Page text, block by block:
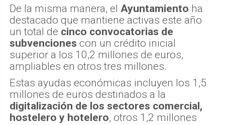
De la misma manera, el Ayuntamiento ha
destacado que mantiene activas este año
un total de cinco convocatorias de
subvenciones con un crédito inicial
superior a los 10,2 millones de euros,
ampliables en otros tres millones.
Estas ayudas económicas incluyen los 1,5
millones de euros destinados a la
digitalización de los sectores comercial,
hostelero y hotelero, otros 1,2 millones